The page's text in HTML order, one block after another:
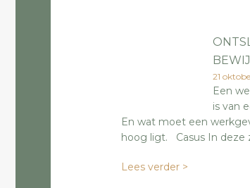
21
Een
is van
En wat moet een
hoog ligt. Casus In deze
Lees verder >